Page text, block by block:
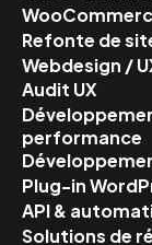
Refonte de
Webdesign /
Audit UX
performance
Plug-in
API &
Solutions de